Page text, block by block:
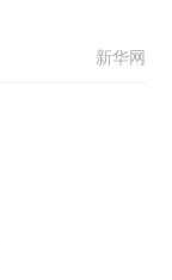
新华网